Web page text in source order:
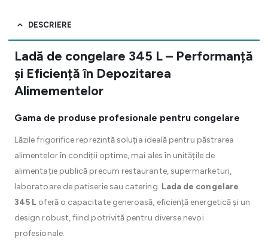
DESCRIERE
Ladă de congelare 345 L – Performanță
și Eficiență în Depozitarea
Alimementelor
Gama de produse profesionale pentru congelare
Lăzile frigorifice reprezintă soluția ideală pentru păstrarea
alimentelor în condiții optime, mai ales în unitățile de
alimentație publică precum restaurante, supermarketuri,
laboratoare de patiserie sau catering. Lada de congelare
345 L oferă o capacitate generoasă, eficiență energetică și un
design robust, fiind potrivită pentru diverse nevoi
profesionale.